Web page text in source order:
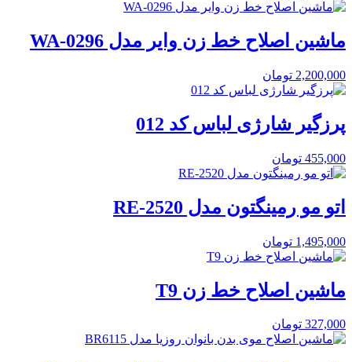
ماشین اصلاح خط زن وایر مدل WA-0296
2,200,000 تومان
پرزگیر شارژی لباس کد 012
455,000 تومان
اتو مو رمینگتون مدل RE-2520
1,495,000 تومان
ماشین اصلاح خط زن T9
327,000 تومان